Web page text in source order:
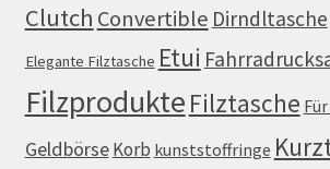
Clutch Convertible Dirndltasche
Elegante Filztasche Etui
Filzprodukte Filztasche
GeldbörseKorb kunststoffringe